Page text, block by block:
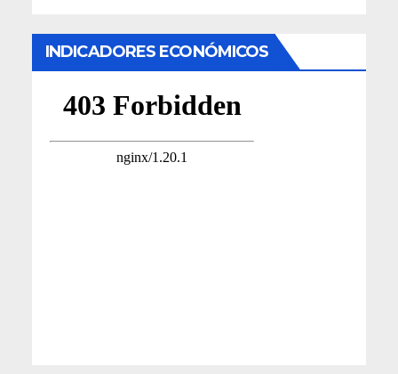
INDICADORES ECONÓMICOS